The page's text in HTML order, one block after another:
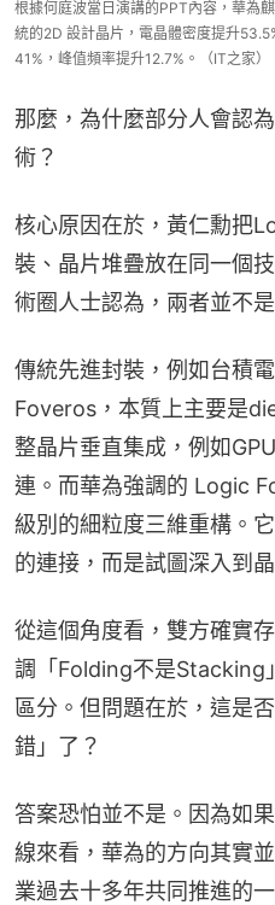
根據何庭波當日演講的PPT內容，華為
統的2D 設計晶片，電晶體密度提升
41%，峰值頻率提升12.7%。（IT之家）
那麼，為什麼部分人會認
術？
核心原因在於，黃仁勳把
裝、晶片堆疊放在同一個
術圈人士認為，兩者並不
傳統先進封裝，例如台積
Foveros，本質上主要是
整晶片垂直集成，例如
連。而華為強調的 Logic
級別的細粒度三維重構。
的連接，而是試圖深入到
從這個角度看，雙方確實
調「Folding不是Stacking
區分。但問題在於，這是
錯」了？
答案恐怕並不是。因為如
線來看，華為的方向其實
業過去十多年共同推進的